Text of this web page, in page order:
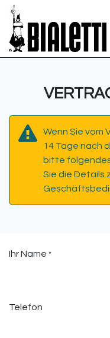
Wenn Sie vom
14 Tage nach
bitte
Sie die Details
Ihr Name *
Telefon